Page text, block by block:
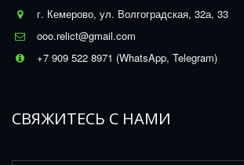
г. Кемерово, ул. Волгоградская, 32а, 33
ooo.relict@gmail.com
+7 909 522 8971 (WhatsApp, Telegram)
СВЯЖИТЕСЬ С НАМИ